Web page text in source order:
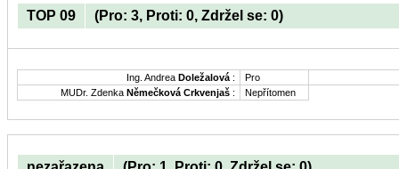
TOP 09 (Pro: 3, Proti: 0, Zdržel se: 0)
Ing. Andrea Doležalová :
Pro
MUDr. Zdenka Němečková Crkvenjaš : Nepřítomen